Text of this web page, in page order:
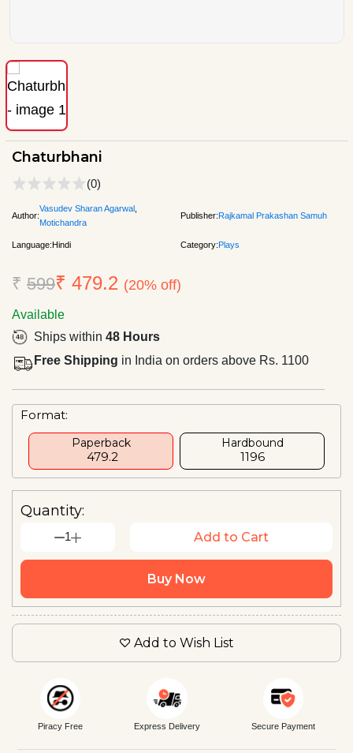
Chaturbhani
(0)
Author:
Vasudev Sharan Agarwal
Motichandra
Publisher:Rajkamal Prakashan Samuh
Language:Hindi Category:Plays
₹ 599₹ 479.2 (20% off)
Available
Ships within 48 Hours
Free Shipping in India on orders above Rs. 1100
Format:
Paperback
₹ 479.2
Hardbound
₹1196
Quantity:
1 Add to Cart
Buy Now
Add to Wish List
Piracy Free Express Delivery Secure Payment